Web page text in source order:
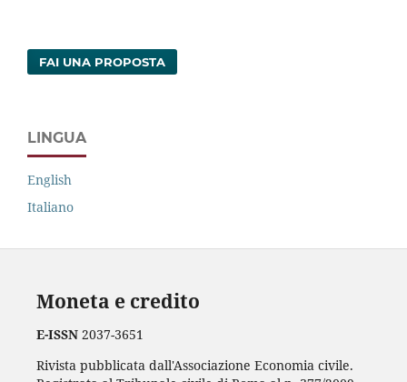
FAI UNA PROPOSTA
LINGUA
English
Italiano
Moneta e credito
E-ISSN2037-3651
Rivista pubblicata dall'Associazione Economia civile.